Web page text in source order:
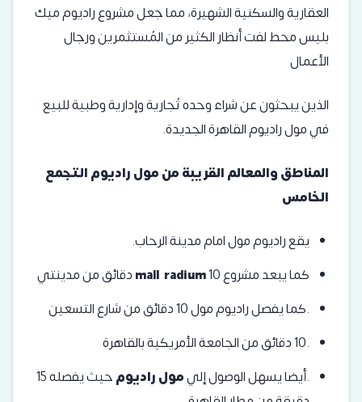
العقارية والسكنية الشهيرة، مما جعل مشروع راديوم ميك
بليس محط لفت أنظار الكثير من المُستثمرين ورجال
الأعمال
الذين يبحثون عن شراء وحده تُجارية وإدارية وطبية للبيع
في مول راديوم القاهرة الجديدة.
المناطق والمعالم القريبة من مول راديوم التجمع
الخامس
يقع راديوم مول امام مدينة الرحاب.
كما يبعد مشروع10 دقائق من مدينتي
.كما يفصل راديوم مول 10 دقائق من شارع التسعين
.10 دقائق من الجامعة الأمريكية بالقاهرة
.أيضا يسهل الوصول إليمول راديوم
حيث يفصله 15